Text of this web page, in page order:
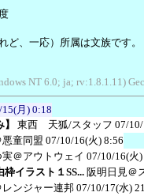
ど、一応）所属は文族です。
NT 6.0; ja; rv:1.8.1.11)
月) 0:18
東西 天狐/スタッフ 07/
童同盟 07/10/16(火) 8:56
実＠アウトウェイ 07/10/16(火
イラスト１SS... 阪明日見＠
ンジャー連邦 07/10/17(水)